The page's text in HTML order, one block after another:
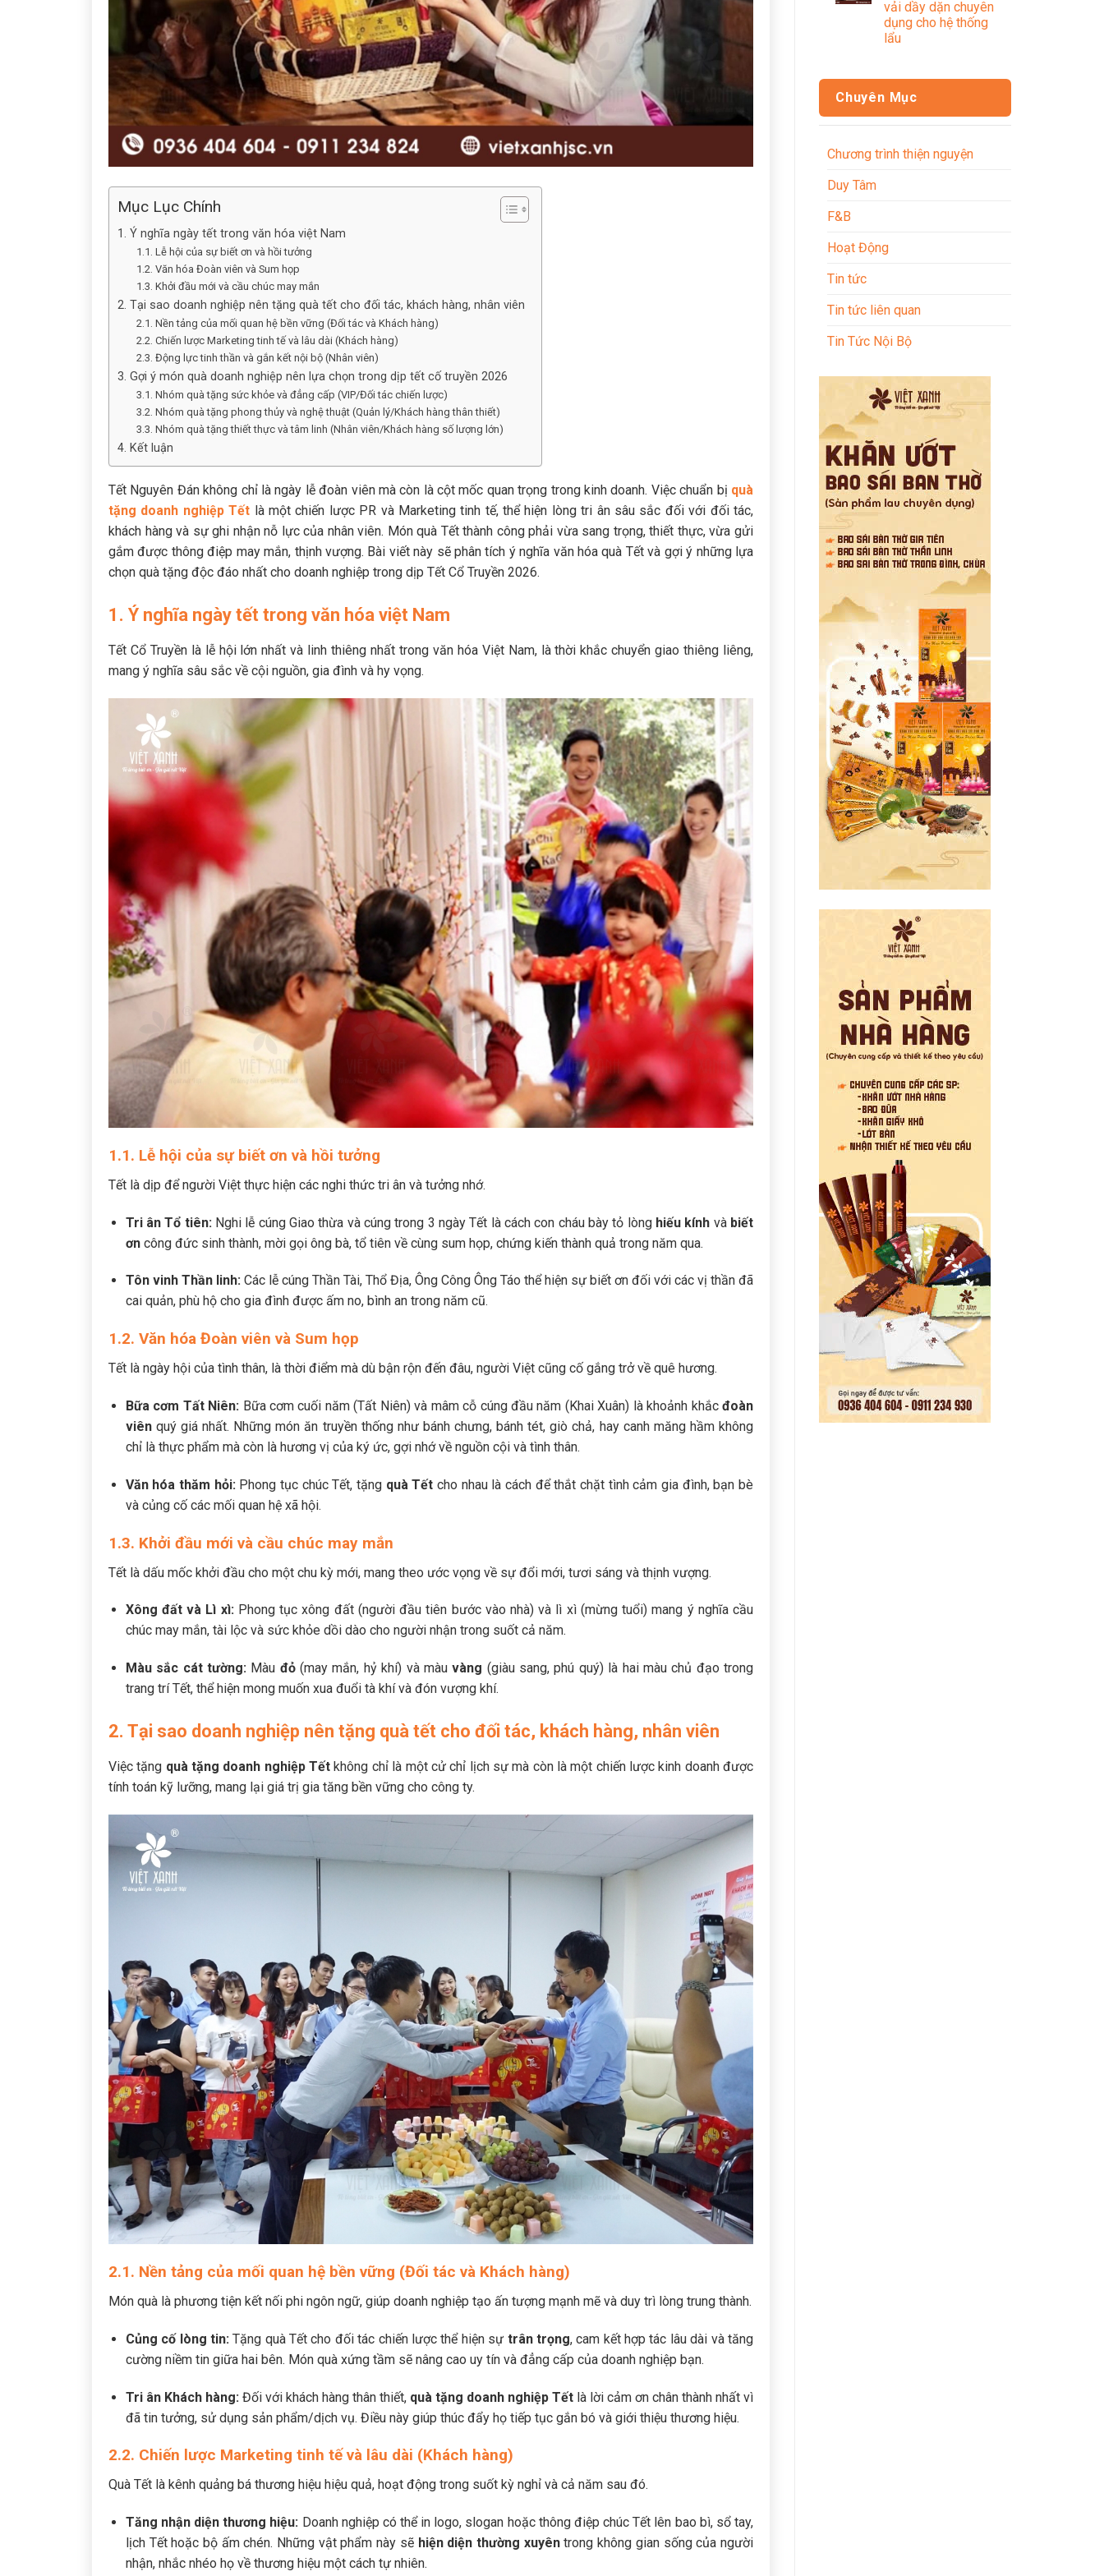
Mục Lục Chính
1. Ý nghĩa ngày tết trong văn hóa việt Nam
1.1. Lễ hội của sự biết ơn và hồi tưởng
1.2. Văn hóa Đoàn viên và Sum họp
1.3. Khởi đầu mới và cầu chúc may mắn
2. Tại sao doanh nghiệp nên tặng quà tết cho đối tác, khách hàng, nhân viên
2.1. Nền tảng của mối quan hệ bền vững (Đối tác và Khách hàng)
2.2. Chiến lược Marketing tinh tế và lâu dài (Khách hàng)
2.3. Động lực tinh thần và gắn kết nội bộ (Nhân viên)
3. Gợi ý món quà doanh nghiệp nên lựa chọn trong dịp tết cố truyền 2026
3.1. Nhóm quà tặng sức khỏe và đẳng cấp (VIP/Đối tác chiến lược)
3.2. Nhóm quà tặng phong thủy và nghệ thuật (Quản lý/Khách hàng thân thiết)
3.3. Nhóm quà tặng thiết thực và tâm linh (Nhân viên/Khách hàng số lượng lớn)
4. Kết luận
Tết Nguyên Đán không chỉ là ngày lễ đoàn viên mà còn là cột mốc quan trọng trong kinh doanh. Việc chuẩn bị quà
tặng doanh nghiệp Tết là một chiến lược PR và Marketing tinh tế, thể hiện lòng tri ân sâu sắc đối với đối tác,
khách hàng và sự ghi nhận nỗ lực của nhân viên. Món quà Tết thành công phải vừa sang trọng, thiết thực, vừa gửi
gắm được thông điệp may mắn, thịnh vượng. Bài viết này sẽ phân tích ý nghĩa văn hóa quà Tết và gợi ý những lựa
chọn quà tặng độc đáo nhất cho doanh nghiệp trong dịp Tết Cổ Truyền 2026.
1. Ý nghĩa ngày tết trong văn hóa việt Nam
Tết Cổ Truyền là lễ hội lớn nhất và linh thiêng nhất trong văn hóa Việt Nam, là thời khắc chuyển giao thiêng liêng,
mang ý nghĩa sâu sắc về cội nguồn, gia đình và hy vọng.
1.1. Lễ hội của sự biết ơn và hồi tưởng
Tết là dịp để người Việt thực hiện các nghi thức tri ân và tưởng nhớ.
Tri ân Tổ tiên: Nghi lễ cúng Giao thừa và cúng trong 3 ngày Tết là cách con cháu bày tỏ lòng hiếu kính và biết
ơncông đức sinh thành, mời gọi ông bà, tổ tiên về cùng sum họp, chứng kiến thành quả trong năm qua.
Tôn vinh Thần linh:Các lễ cúng Thần Tài, Thổ Địa, Ông Công Ông Táo thể hiện sự biết ơn đối với các vị thần đã
cai quản, phù hộ cho gia đình được ấm no, bình an trong năm cũ.
1.2. Văn hóa Đoàn viên và Sum họp
Tết là ngày hội của tình thân, là thời điểm mà dù bận rộn đến đâu, người Việt cũng cố gắng trở về quê hương.
Bữa cơm Tất Niên: Bữa cơm cuối năm (Tất Niên) và mâm cỗ cúng đầu năm (Khai Xuân) là khoảnh khắcđoàn
viênquý giá nhất. Những món ăn truyền thống như bánh chưng, bánh tét, giò chả, hay canh măng hầm không
chỉ là thực phẩm mà còn là hương vị của ký ức, gợi nhớ về nguồn cội và tình thân.
Văn hóa thăm hỏi: Phong tục chúc Tết, tặng quà Tết cho nhau là cách để thắt chặt tình cảm gia đình, bạn bè
và củng cố các mối quan hệ xã hội.
1.3. Khởi đầu mới và cầu chúc may mắn
Tết là dấu mốc khởi đầu cho một chu kỳ mới, mang theo ước vọng về sự đổi mới, tươi sáng và thịnh vượng.
Xông đất và Lì xì:Phong tục xông đất (người đầu tiên bước vào nhà) và lì xì (mừng tuổi) mang ý nghĩa cầu
chúc may mắn, tài lộc và sức khỏe dồi dào cho người nhận trong suốt cả năm.
Màu sắc cát tường:Màu đỏ(may mắn, hỷ khí) và màuvàng (giàu sang, phú quý) là hai màu chủ đạo trong
trang trí Tết, thể hiện mong muốn xua đuổi tà khí và đón vượng khí.
2. Tại sao doanh nghiệp nên tặng quà tết cho đối tác, khách hàng, nhân viên
Việc tặng quà tặng doanh nghiệp Tết không chỉ là một cử chỉ lịch sự mà còn là một chiến lược kinh doanh được
tính toán kỹ lưỡng, mang lại giá trị gia tăng bền vững cho công ty.
2.1. Nền tảng của mối quan hệ bền vững (Đối tác và Khách hàng)
Món quà là phương tiện kết nối phi ngôn ngữ, giúp doanh nghiệp tạo ấn tượng mạnh mẽ và duy trì lòng trung thành.
Củng cố lòng tin:Tặng quà Tết cho đối tác chiến lược thể hiện sự trân trọng, cam kết hợp tác lâu dài và tăng
cường niềm tin giữa hai bên. Món quà xứng tầm sẽ nâng cao uy tín và đẳng cấp của doanh nghiệp bạn.
Tri ân Khách hàng: Đối với khách hàng thân thiết, quà tặng doanh nghiệp Tếtlà lời cảm ơn chân thành nhất vì
đã tin tưởng, sử dụng sản phẩm/dịch vụ. Điều này giúp thúc đẩy họ tiếp tục gắn bó và giới thiệu thương hiệu.
2.2. Chiến lược Marketing tinh tế và lâu dài (Khách hàng)
Quà Tết là kênh quảng bá thương hiệu hiệu quả, hoạt động trong suốt kỳ nghỉ và cả năm sau đó.
Tăng nhận diện thương hiệu: Doanh nghiệp có thể in logo, slogan hoặc thông điệp chúc Tết lên bao bì, sổ tay,
lịch Tết hoặc bộ ấm chén. Những vật phẩm này sẽ hiện diện thường xuyêntrong không gian sống của người
nhận, nhắc nhéo họ về thương hiệu một cách tự nhiên.
vải dầy dặn chuyên
dụng cho hệ thống
lẩu
Chuyên Mục
Chương trình thiện nguyện
Duy Tâm
F&B
Hoạt Động
Tin tức
Tin tức liên quan
Tin Tức Nội Bộ